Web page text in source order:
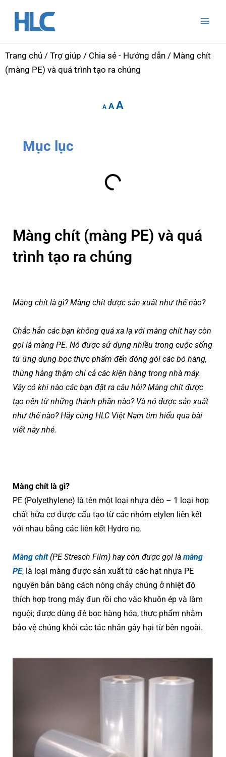
Trang chủ / Trợ giúp / Chia sẻ - Hướng dẫn / Màng chít
(màng PE) và quá trình tạo ra chúng
Afont
Afont
Afont
Mục lục
Màng chít (màng PE) và quá
trình tạo ra chúng
Màng chít là gì? Màng chít được sản xuất như thế nào?
Chắc hẳn các bạn không quá xa lạ với màng chít hay còn
gọi là màng PE. Nó được sử dụng nhiều trong cuộc sống
từ ứng dụng bọc thực phẩm đến đóng gói các bó hàng,
thùng hàng thậm chí cả các kiện hàng trong nhà máy.
Vậy có khi nào các bạn đặt ra câu hỏi? Màng chít được
tạo nên từ những thành phần nào? Và nó được sản xuất
như thế nào? Hãy cùng HLC Việt Nam tìm hiểu qua bài
viết này nhé.
Màng chít là gì?
PE (Polyethylene) là tên một loại nhựa dẻo – 1 loại hợp
chất hữa cơ được cấu tạo từ các nhóm etylen liên kết
với nhau bằng các liên kết Hydro no.
Màng chít(PE Stresch Film) hay còn được gọi là màng
PE, là loại màng được sản xuất từ các hạt nhựa PE
nguyên bản bàng cách nóng chảy chúng ở nhiệt độ
thích hợp trong máy đun rồi cho vào khuôn ép và làm
nguội; được dùng đê bọc hàng hóa, thực phẩm nhằm
bảo vệ chúng khỏi các tác nhân gây hại từ bên ngoài.